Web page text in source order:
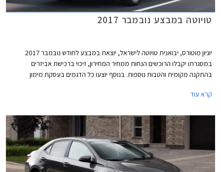
טויוטה במבצע נובמבר 2017
יוניון מוטורס, יבואנית טויוטה לישראל, יוצאת במבצע לחודש נובמבר 2017
במסגרתו יקבלו הרוכשים הנחות ממחיר המחירון, זיכוי ברכישת אביזרים
בהתקנה מקומית והטבות נוספות. בנוסף יוצעו כל הדגמים בעסקת מימון
תקף עד 30.11.2017.
קרא עוד